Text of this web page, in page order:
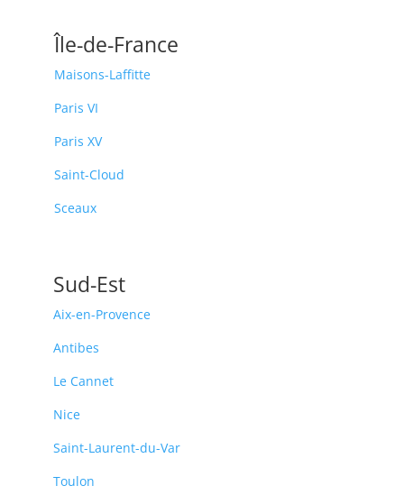
Île-de-France
Maisons-Laffitte
Paris VI
Paris XV
Saint-Cloud
Sceaux
Sud-Est
Aix-en-Provence
Antibes
Le Cannet
Nice
Saint-Laurent-du-Var
Toulon